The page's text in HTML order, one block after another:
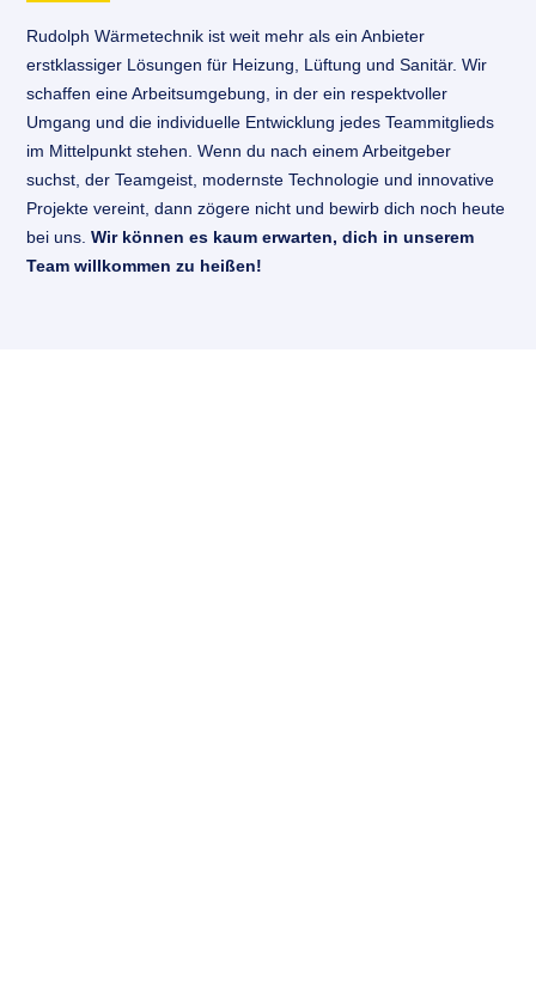
Bürogebäude |
Nürnberg
Planung und Ausführung Heizung-, Sanitär- und
ZUM PROJEKT
Rudolph Wärmetechnik ist weit mehr als ein Anbieter
erstklassiger Lösungen für Heizung, Lüftung und Sanitär. Wir
schaffen eine Arbeitsumgebung, in der ein respektvoller
Umgang und die individuelle Entwicklung jedes Teammitglieds
im Mittelpunkt stehen. Wenn du nach einem Arbeitgeber
suchst, der Teamgeist, modernste Technologie und innovative
Projekte vereint, dann zögere nicht und bewirb dich noch heute
bei uns.Wir können es kaum erwarten, dich in unserem
Team willkommen zu heißen!